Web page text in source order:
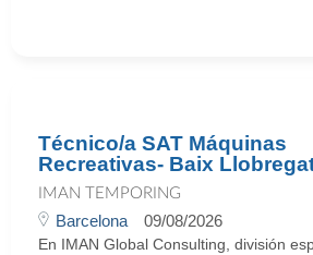
Técnico/a SAT Máquinas
Recreativas- Baix
IMAN TEMPORING
Barcelona 09/08/2026
En IMAN Global Consulting, división